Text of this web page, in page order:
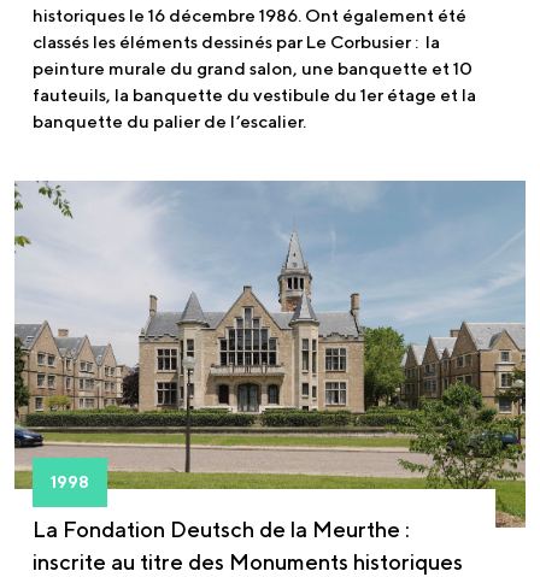
historiques le 16 décembre 1986. Ont également été
classés les éléments dessinés par Le Corbusier : la
peinture murale du grand salon, une banquette et 10
fauteuils, la banquette du vestibule du 1er étage et la
banquette du palier de l’escalier.
1998
La Fondation Deutsch de la Meurthe :
inscrite au titre des Monuments historiques